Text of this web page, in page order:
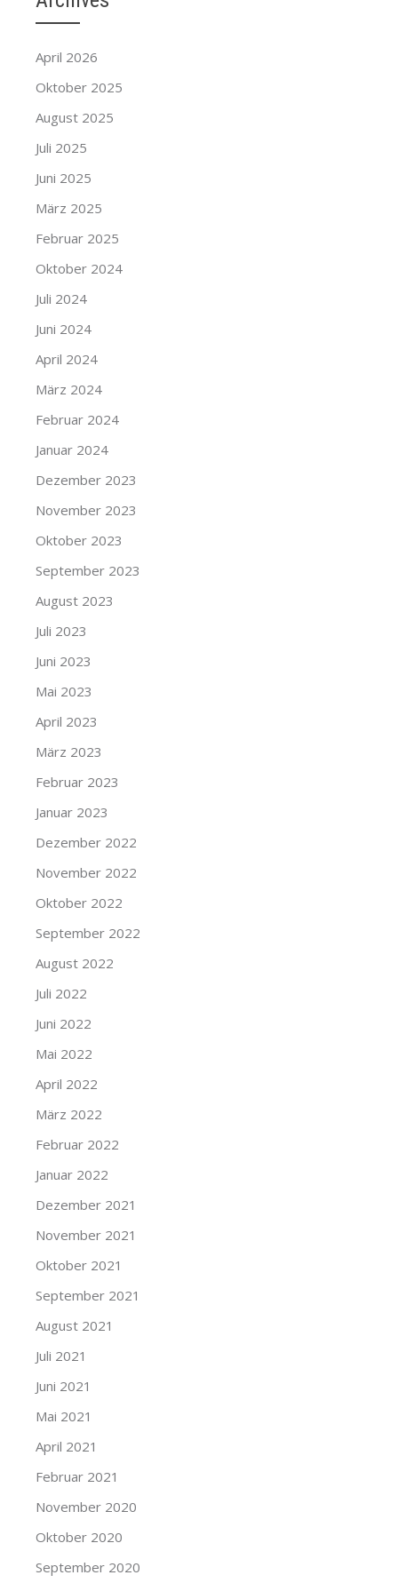
April 2026
Oktober 2025
August 2025
Juli 2025
Juni 2025
März 2025
Februar 2025
Oktober 2024
Juli 2024
Juni 2024
April 2024
März 2024
Februar 2024
Januar 2024
Dezember 2023
November 2023
Oktober 2023
September 2023
August 2023
Juli 2023
Juni 2023
Mai 2023
April 2023
März 2023
Februar 2023
Januar 2023
Dezember 2022
November 2022
Oktober 2022
September 2022
August 2022
Juli 2022
Juni 2022
Mai 2022
April 2022
März 2022
Februar 2022
Januar 2022
Dezember 2021
November 2021
Oktober 2021
September 2021
August 2021
Juli 2021
Juni 2021
Mai 2021
April 2021
Februar 2021
November 2020
Oktober 2020
September 2020